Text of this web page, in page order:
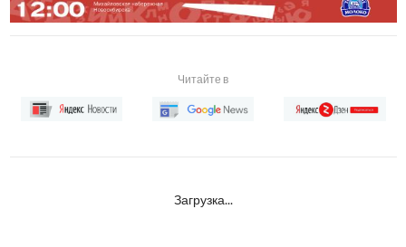
Читайте в
Загрузка...